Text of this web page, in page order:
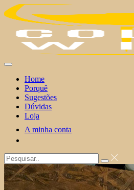
Skip
to
Home
Porquê
Sugestões
Dúvidas
Loja
A minha conta